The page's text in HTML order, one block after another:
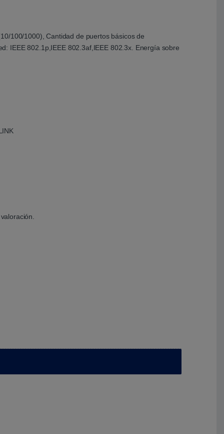
100/1000), Cantidad de puertos básicos de
IEEE 802.1p,IEEE 802.3af,IEEE 802.3x. Energía sobre